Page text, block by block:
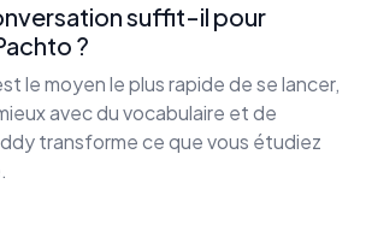
suffit-il pour
?
le moyen le plus rapide de se lancer,
avec du vocabulaire et de
transforme ce que vous étudiez